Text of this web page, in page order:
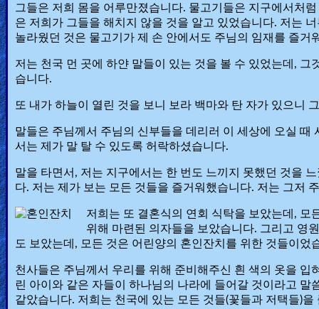
Ask
AI
Bible
Questions
Funny...
2nd
Page,
Older
Material
그들은 저희 몸을 어루만졌습니다. 물고기들은 지구에서처
은 저희가 그들을 해치지 않을 것을 알고 있었습니다. 저는
놀라웠던 것은 물고기가 제 손 안에서도 주님의 임재를 즐
저는 천국 먼 곳에 하얀 말들이 있는 것을 볼 수 있었는데,
습니다.
또 내가 하늘이 열린 것을 보니 보라 백마와 탄 자가 있으니
말들은 주님께서 주님의 신부들을 데리러 이 세상에 오실
서는 제가 말 탈 수 있도록 허락하셨습니다.
말을 타면서, 저는 지구에서는 한 번도 느끼지 못했던 것을
다. 저는 제가 보는 모든 것들을 즐거워했습니다. 저는 그저
저희는 또 결혼식의 연회 식탁을 보았는데,
위해 마련된 의자들을 보았습니다. 그리고 영
도 보았는데, 모든 것은 어린양의 혼인잔치를 위한 것들이었
천사들은 주님께서 우리를 위해 준비해주신 흰 색의 옷을
린 아이와 같은 자들이 하나님의 나라에 들어갈 것이라고
같았습니다. 저희는 천국에 있는 모든 것들(꽃들과 저택들)